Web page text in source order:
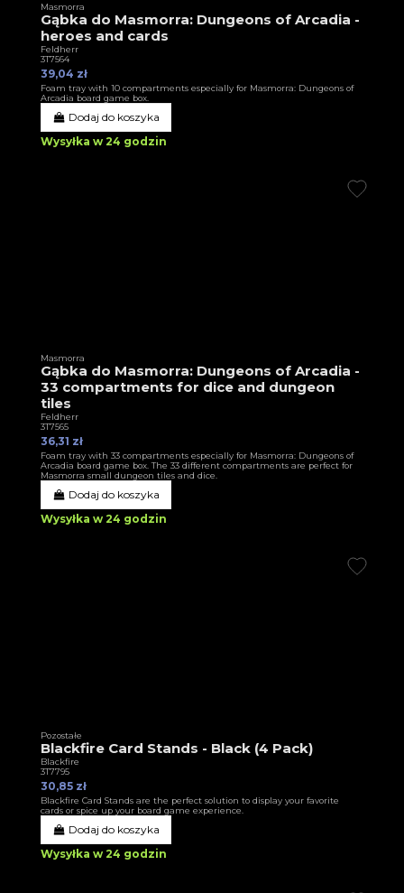
Masmorra
Gąbka do Masmorra: Dungeons of Arcadia -
heroes and cards
Feldherr
3T7564
39,04 zł
Foam tray with 10 compartments especially for Masmorra: Dungeons of
Arcadia board game box.
Dodaj do koszyka
Wysyłka w 24 godzin
Masmorra
Gąbka do Masmorra: Dungeons of Arcadia -
33 compartments for dice and dungeon
tiles
Feldherr
3T7565
36,31 zł
Foam tray with 33 compartments especially for Masmorra: Dungeons of
Arcadia board game box. The 33 different compartments are perfect for
Masmorra small dungeon tiles and dice.
Dodaj do koszyka
Wysyłka w 24 godzin
Pozostałe
Blackfire Card Stands - Black (4 Pack)
Blackfire
3T7795
30,85 zł
Blackfire Card Stands are the perfect solution to display your favorite
cards or spice up your board game experience.
Dodaj do koszyka
Wysyłka w 24 godzin